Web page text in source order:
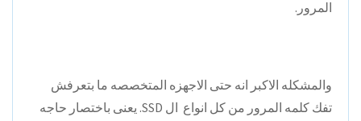
المرور.
والمشكله الاكبر انه حتى الاجهزه المتخصصه ما بتعرفش
تفك كلمه المرور من كل انواع ال SSD. يعنى باختصار حاجه